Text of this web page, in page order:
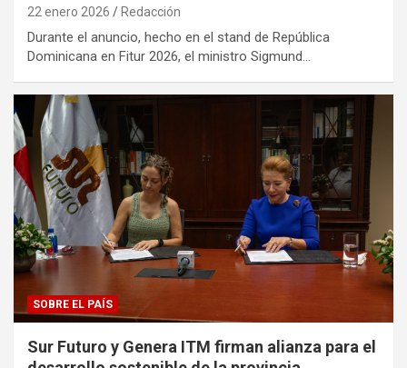
22 enero 2026 Redacción
Durante el anuncio, hecho en el stand de República
Dominicana en Fitur 2026, el ministro Sigmund…
SOBRE EL PAÍS
Sur Futuro y Genera ITM firman alianza para el